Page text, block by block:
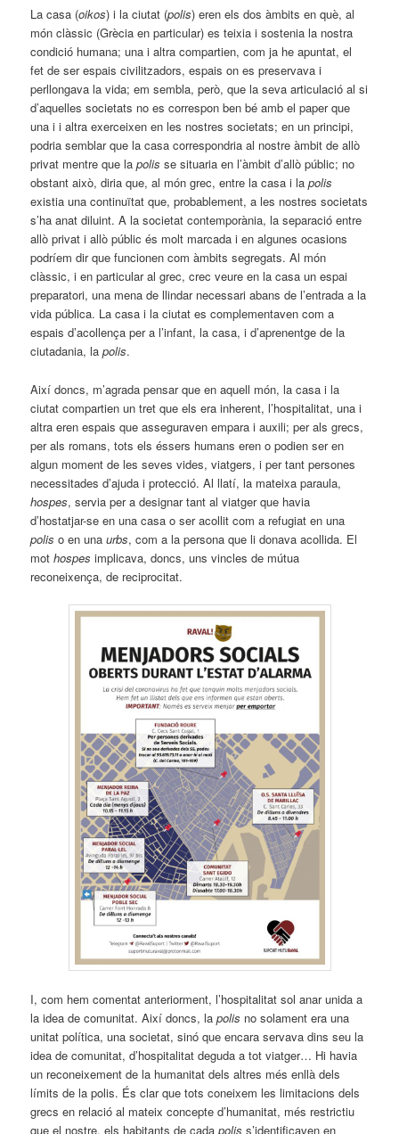
La casa (oikos) i la ciutat (polis) eren els dos àmbits en què, al
món clàssic (Grècia en particular) es teixia i sostenia la nostra
condició humana; una i altra compartien, com ja he apuntat, el
fet de ser espais civilitzadors, espais on es preservava i
perllongava la vida; em sembla, però, que la seva articulació al si
d’aquelles societats no es correspon ben bé amb el paper que
una i i altra exerceixen en les nostres societats; en un principi,
podria semblar que la casa correspondria al nostre àmbit de allò
privat mentre que lapolis se situaria en l’àmbit d’allò públic; no
obstant això, diria que, al món grec, entre la casa i lapolis
existia una continuïtat que, probablement, a les nostres societats
s’ha anat diluint. A la societat contemporània, la separació entre
allò privat i allò públic és molt marcada i en algunes ocasions
podríem dir que funcionen com àmbits segregats. Al món
clàssic, i en particular al grec, crec veure en la casa un espai
preparatori, una mena de llindar necessari abans de l’entrada a la
vida pública. La casa i la ciutat es complementaven com a
espais d’acollença per a l’infant, la casa, i d’aprenentge de la
ciutadania, lapolis.
Així doncs, m’agrada pensar que en aquell món, la casa i la
ciutat compartien un tret que els era inherent, l’hospitalitat, una i
altra eren espais que asseguraven empara i auxili; per als grecs,
per als romans, tots els éssers humans eren o podien ser en
algun moment de les seves vides, viatgers, i per tant persones
necessitades d’ajuda i protecció. Al llatí, la mateixa paraula,
hospes, servia per a designar tant al viatger que havia
d’hostatjar-se en una casa o ser acollit com a refugiat en una
polis o en unaurbs, com a la persona que li donava acollida. El
mothospes implicava, doncs, uns vincles de mútua
reconeixença, de reciprocitat.
I, com hem comentat anteriorment, l’hospitalitat sol anar unida a
la idea de comunitat. Així doncs, lapolis no solament era una
unitat política, una societat, sinó que encara servava dins seu la
idea de comunitat, d’hospitalitat deguda a tot viatger… Hi havia
un reconeixement de la humanitat dels altres més enllà dels
límits de la polis. És clar que tots coneixem les limitacions dels
grecs en relació al mateix concepte d’humanitat, més restrictiu
que el nostre, els habitants de cadapolis s’identificaven en